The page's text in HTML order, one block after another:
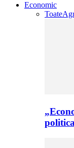
Economic
Toate